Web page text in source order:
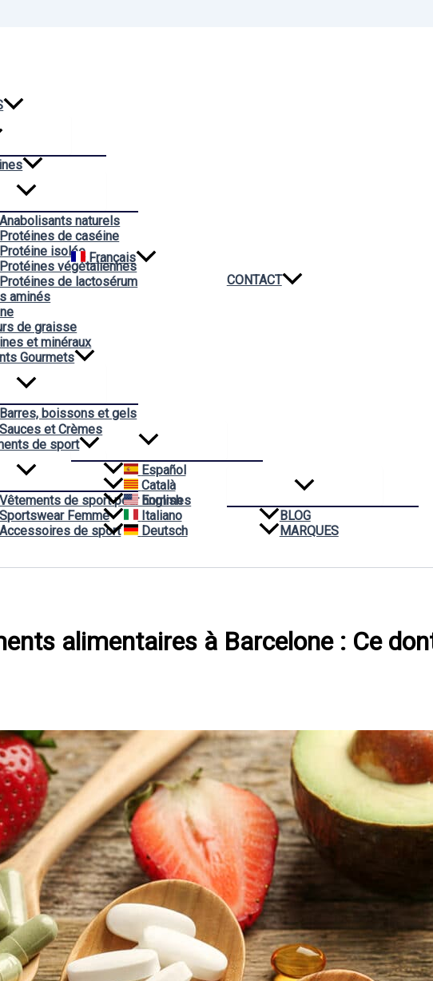
Anabolisants naturels
Protéines de caséine
Protéine isolée
Protéines végétaliennes
Protéines de lactosérum
aminés
de graisse
et minéraux
Gourmets
Barres, boissons et gels
Sauces et Crèmes
de sport
Vêtements de sport pour hommes
Sportswear Femme
Accessoires de sport
Français
Español
Català
English
Italiano
Deutsch
CONTACT
BLOG
MARQUES
alimentaires à Barcelone : Ce